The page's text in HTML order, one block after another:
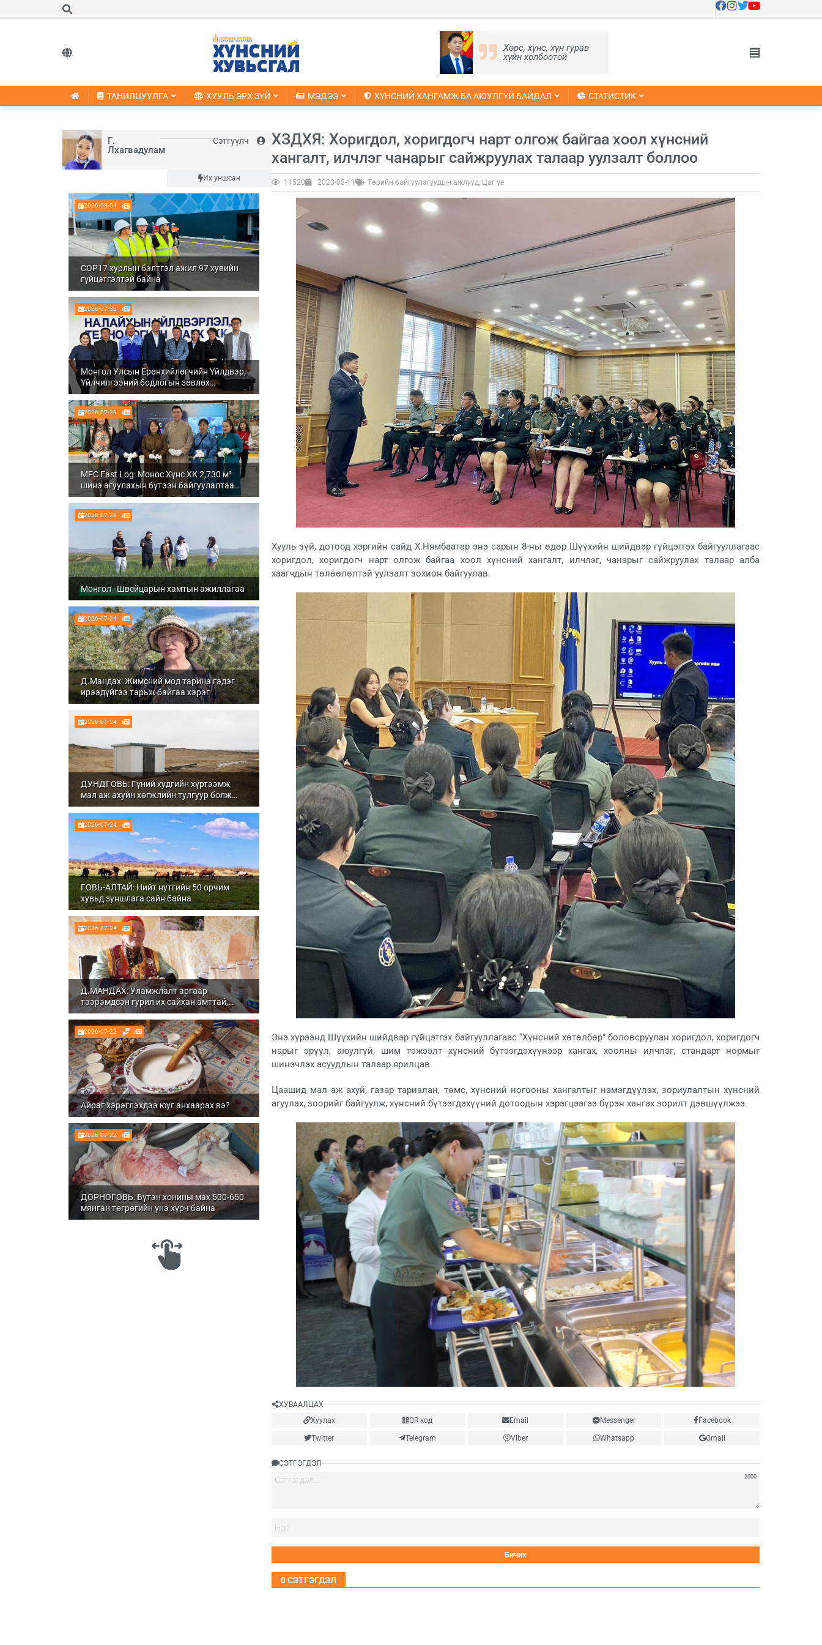
Хөрс, хүнс, хүн гурав
хүйн холбоотой
ТАНИЛЦУУЛГА ХУУЛЬ ЭРХ ЗҮЙ МЭДЭЭ ХҮНСНИЙ ХАНГАМЖ БА АЮУЛГҮЙ БАЙДАЛ СТАТИСТИК
Г.
Лхагвадулам
Сэтгүүлч
Их уншсан
2026-08-04
COP17 хурлын бэлтгэл ажил 97 хувийн
гүйцэтгэлтэй байна
2026-07-30
Монгол Улсын Ерөнхийлөгчийн Үйлдвэр,
Үйлчилгээний бодлогын зөвлөх
Ч.Даваабаяр Налайх дүүргийн
Үйлдвэрлэл, технологийн парк ХК болон
Налуу-Ухаа эдийн засгийн тусгай бүсэд
ажиллалаа
2026-07-29
MFC East Log: Монос Хүнс ХК 2,730 м²
шинэ агуулахын бүтээн байгуулалтаа
бүрэн дуусгаж, ашиглалтад орууллаа
2026-07-28
Монгол–Швейцарын хамтын ажиллагаа
2026-07-24
Д.Мандах: Жимсний мод тарина гэдэг
ирээдүйгээ тарьж байгаа хэрэг
2026-07-24
ДУНДГОВЬ: Гүний худгийн хүртээмж
мал аж ахуйн хөгжлийн тулгуур болж
байна
2026-07-24
ГОВЬ-АЛТАЙ: Нийт нутгийн 50 орчим
хувьд зуншлага сайн байна
2026-07-24
Д.МАНДАХ: Уламжлалт аргаар
тээрэмдсэн гурил их сайхан амттай,
шим тэжээлтэй болдог
2026-07-22
Айраг хэрэглэхдээ юуг анхаарах вэ?
2026-07-22
ДОРНОГОВЬ: Бүтэн хонины мах 500-650
мянган төгрөгийн үнэ хүрч байна
ХЗДХЯ: Хоригдол, хоригдогч нарт олгож байгаа хоол хүнсний
хангалт, илчлэг чанарыг сайжруулах талаар уулзалт боллоо
11520 2023-08-11 Төрийн байгуулагуудын ажлууд, Цаг үе
Хууль зүй, дотоод хэргийн сайд Х.Нямбаатар энэ сарын 8-ны өдөр Шүүхийн шийдвэр гүйцэтгэх байгууллагаас
хоригдол, хоригдогч нарт олгож байгаа хоол хүнсний хангалт, илчлэг, чанарыг сайжруулах талаар алба
хаагчдын төлөөлөлтэй уулзалт зохион байгуулав.
Энэ хүрээнд Шүүхийн шийдвэр гүйцэтгэх байгууллагаас “Хүнсний хөтөлбөр” боловсруулан хоригдол, хоригдогч
нарыг эрүүл, аюулгүй, шим тэжээлт хүнсний бүтээгдэхүүнээр хангах, хоолны илчлэг, стандарт нормыг
шинэчлэх асуудлын талаар ярилцав.
Цаашид мал аж ахуй, газар тариалан, төмс, хүнсний ногооны хангалтыг нэмэгдүүлэх, зориулалтын хүнсний
агуулах, зоорийг байгуулж, хүнсний бүтээгдэхүүний дотоодын хэрэгцээгээ бүрэн хангах зорилт дэвшүүлжээ.
ХУВААЛЦАХ
Хуулах
QR код Email Messenger Facebook
Twitter Telegram Viber Whatsapp Gmail
СЭТГЭГДЭЛ
2000
0СЭТГЭГДЭЛ